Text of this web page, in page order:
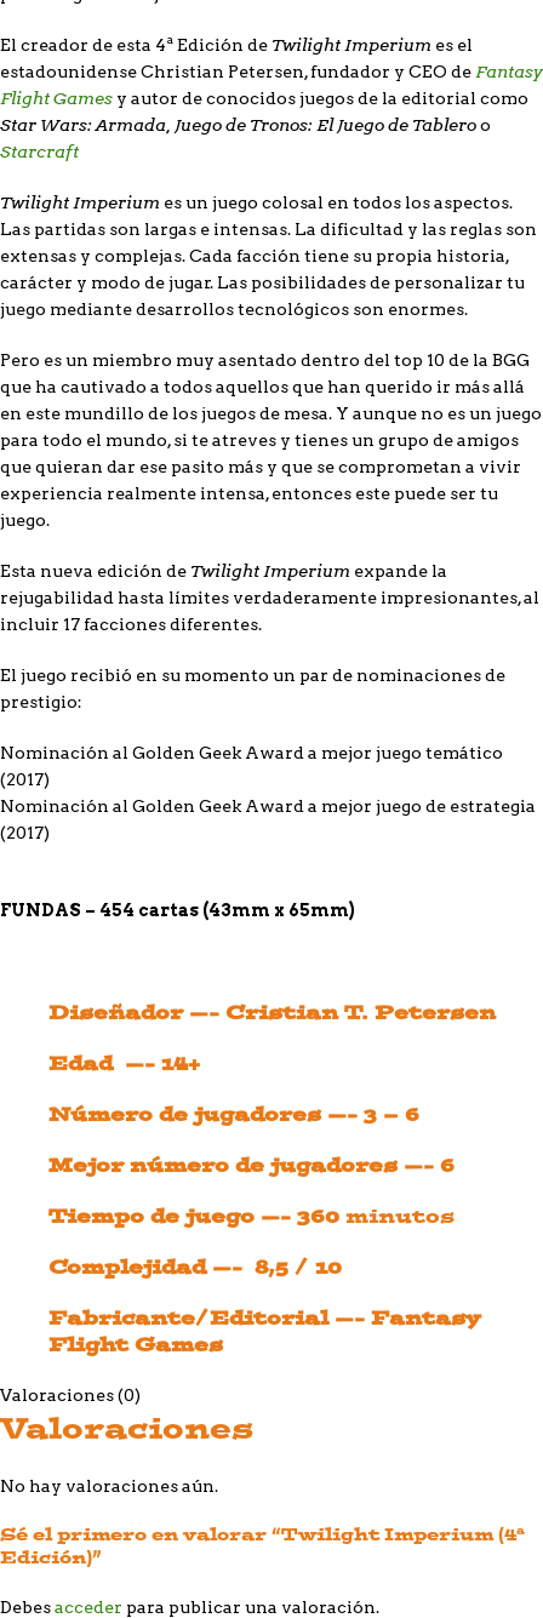
El creador de esta 4ª Edición de Twilight Imperium es el
estadounidense Christian Petersen, fundador y CEO deFantasy
Flight Games y autor de conocidos juegos de la editorial como
Star Wars: Armada, Juego de Tronos: El Juego de Tableroo
Starcraft
Twilight Imperium es un juego colosal en todos los aspectos.
Las partidas son largas e intensas. La dificultad y las reglas son
extensas y complejas. Cada facción tiene su propia historia,
carácter y modo de jugar. Las posibilidades de personalizar tu
juego mediante desarrollos tecnológicos son enormes.
Pero es un miembro muy asentado dentro del top 10 de la BGG
que ha cautivado a todos aquellos que han querido ir más allá
en este mundillo de los juegos de mesa. Y aunque no es un juego
para todo el mundo, si te atreves y tienes un grupo de amigos
que quieran dar ese pasito más y que se comprometan a vivir
experiencia realmente intensa, entonces este puede ser tu
juego.
Esta nueva edición de Twilight Imperium expande la
rejugabilidad hasta límites verdaderamente impresionantes, al
incluir 17 facciones diferentes.
El juego recibió en su momento un par de nominaciones de
prestigio:
Nominación al Golden Geek Award a mejor juego temático
(2017)
Nominación al Golden Geek Award a mejor juego de estrategia
(2017)
FUNDAS – 454 cartas (43mm x 65mm)
Diseñador —- Cristian T. Petersen
Edad —- 14+
Número de jugadores —- 3 – 6
Mejor número de jugadores —- 6
Tiempo de juego —- 360 minutos
Complejidad —- 8,5 / 10
Fabricante/Editorial —- Fantasy
Flight Games
Valoraciones (0)
Valoraciones
No hay valoraciones aún.
Sé el primero en valorar “Twilight Imperium (4ª
Edición)”
Debesacceder para publicar una valoración.